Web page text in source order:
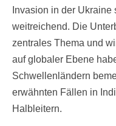
Invasion in der
weitreichend. Die
zentrales Thema und
auf globaler Ebene
Schwellenländern
erwähnten Fällen in
Halbleitern.